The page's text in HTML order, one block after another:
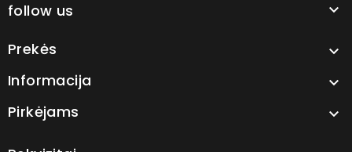
follow us 
Prekės 
Informacija 
Pirkėjams 